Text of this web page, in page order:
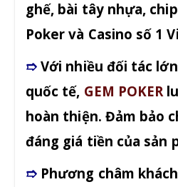
ghế, bài tây nhựa,
Poker và Casino số 1
➱ Với nhiều đối tác
quốc tế, GEM POKER
hoàn thiện. Đảm bảo
đáng giá tiền của sản
➱ Phương châm